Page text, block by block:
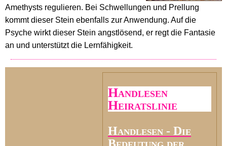
Amethysts regulieren. Bei Schwellungen und Prellung
kommt dieser Stein ebenfalls zur Anwendung. Auf die
Psyche wirkt dieser Stein angstlösend, er regt die Fantasie
an und unterstützt die Lernfähigkeit.
Handlesen
Heiratslinie
Handlesen - Die